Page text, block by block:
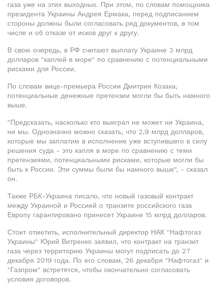
газа уже на этих выходных. При этом, по словам помощника
президента Украины Андрея Ермака, перед подписанием
стороны должны были согласовать ряд документов, в том
числе и об отказе от исков друг к другу.
В свою очередь, в РФ считают выплату Украине 3 млрд
долларов "каплей в море" по сравнению с потенциальными
рисками для России.
По словам вице-премьера России Дмитрия Козака,
потенциальные денежные претензии могли бы быть намного
выше.
"Предсказать, насколько кто выиграл не может ни Украина,
ни мы. Однозначно можно сказать, что 2,9 млрд долларов,
которые мы заплатим в исполнение уже вступившего в силу
решения суда - это капля в море по сравнению с теми
претензиями, потенциальными рисками, которые могли бы
быть к России. Эти суммы были бы намного выше", - сказал
он.
Также РБК-Украина писало, что новый газовый контракт
между Украиной и Россией о транзите российского газа
Европу гарантировано принесет Украине 15 млрд долларов.
Стоит отметить, исполнительный директор НАК "Нафтогаз
Украины" Юрий Витренко заявил, что контракт на транзит
газа через территорию Украины могут подписать до 27
декабря 2019 года. По его словам, 26 декабря "Нафтогаз" и
"Газпром" встретятся, чтобы окончательно согласовать
условия договоров.